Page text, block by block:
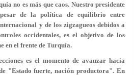
no es más que caos. Nuestro presidente
de la política de equilibrio entre
y de los zigzagueos debidos a
occidentales, es el objetivo de los
en el frente de Turquía.
es el momento de avanzar hacia
"Estado fuerte, nación productora". En